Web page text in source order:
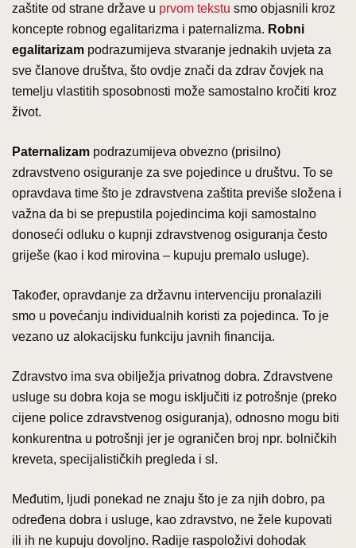
zaštite od strane države u prvom tekstu smo objasnili kroz
koncepte robnog egalitarizma i paternalizma. Robni
egalitarizam podrazumijeva stvaranje jednakih uvjeta za
sve članove društva, što ovdje znači da zdrav čovjek na
temelju vlastitih sposobnosti može samostalno kročiti kroz
život.
Paternalizam podrazumijeva obvezno (prisilno)
zdravstveno osiguranje za sve pojedince u društvu. To se
opravdava time što je zdravstvena zaštita previše složena i
važna da bi se prepustila pojedincima koji samostalno
donoseći odluku o kupnji zdravstvenog osiguranja često
griješe (kao i kod mirovina – kupuju premalo usluge).
Također, opravdanje za državnu intervenciju pronalazili
smo u povećanju individualnih koristi za pojedinca. To je
vezano uz alokacijsku funkciju javnih financija.
Zdravstvo ima sva obilježja privatnog dobra. Zdravstvene
usluge su dobra koja se mogu isključiti iz potrošnje (preko
cijene police zdravstvenog osiguranja), odnosno mogu biti
konkurentna u potrošnji jer je ograničen broj npr. bolničkih
kreveta, specijalističkih pregleda i sl.
Međutim, ljudi ponekad ne znaju što je za njih dobro, pa
određena dobra i usluge, kao zdravstvo, ne žele kupovati
ili ih ne kupuju dovoljno. Radije raspoloživi dohodak